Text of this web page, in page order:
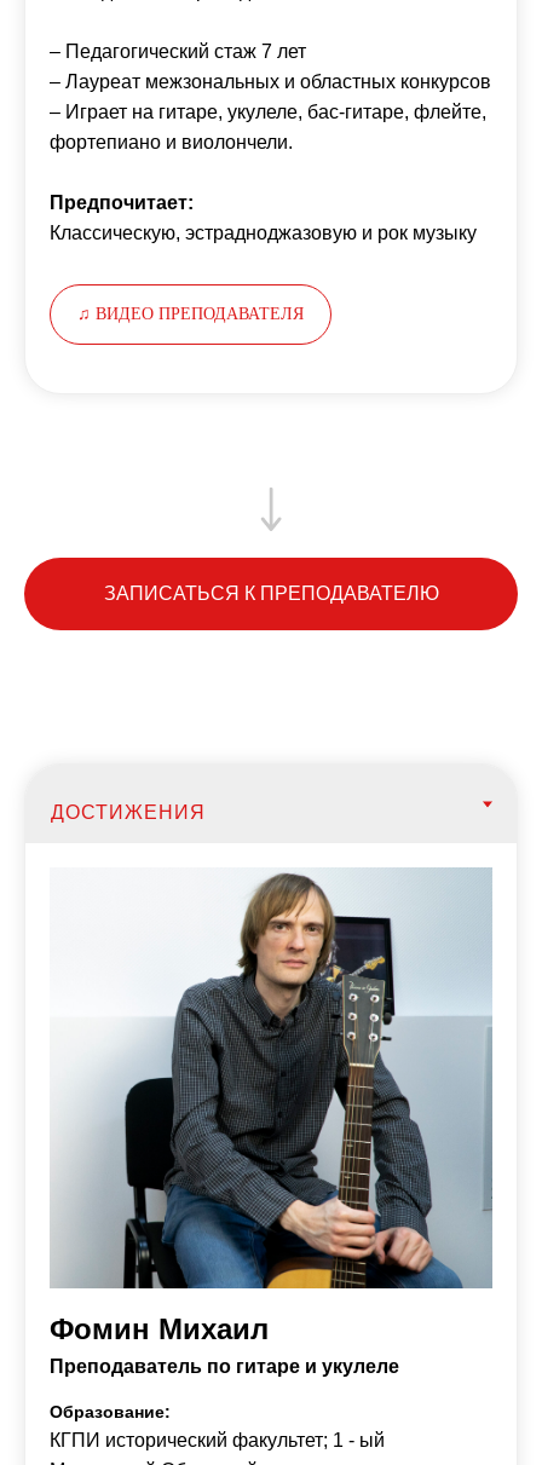
– Педагогический стаж 7 лет
– Лауреат межзональных и областных конкурсов
– Играет на гитаре, укулеле, бас-гитаре, флейте,
фортепиано и виолончели.
Предпочитает:
Классическую, эстрадноджазовую и рок музыку
♫ ВИДЕО ПРЕПОДАВАТЕЛЯ
ЗАПИСАТЬСЯ К ПРЕПОДАВАТЕЛЮ
Фомин Михаил
Преподаватель по гитаре и укулеле
Образование:
КГПИ исторический факультет; 1 - ый